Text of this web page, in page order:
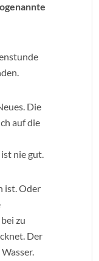
Die
auf die
nie gut.
ist. Oder
zu
Der